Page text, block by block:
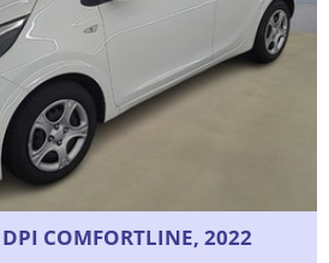
COMFORTLINE, 2022